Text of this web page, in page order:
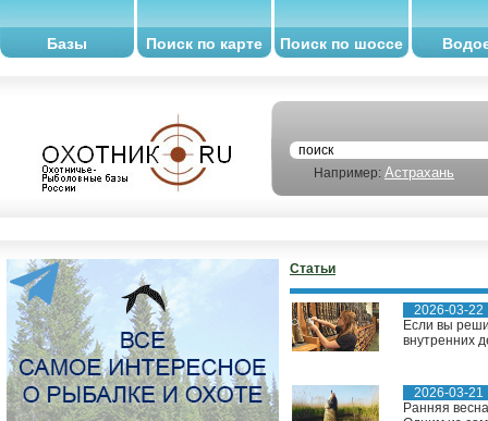
Базы Поиск по карте Поиск по шоссе
Например: Астрахань
Статьи
2026-03-22
Если вы
внутренних
2026-03-21
Ранняя